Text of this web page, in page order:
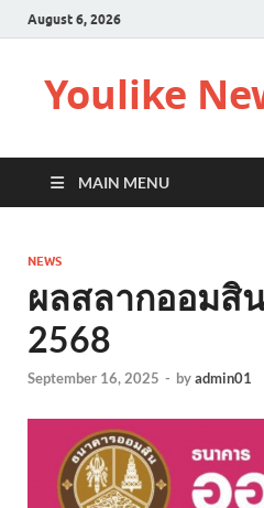
August 6, 2026
Youlike
MAIN MENU
NEWS
ผลสลากออมสิ
2568
September 16, 2025 - byadmin01